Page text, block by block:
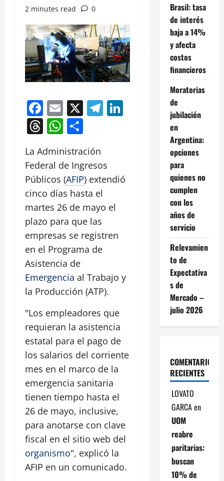
2 minutes read
0
Facebook
Email
X Telegram
LinkedIn
Threads
WhatsApp
La Administración
Federal de Ingresos
Públicos (AFIP) extendió
cinco días hasta el
martes 26 de mayo el
plazo para que las
empresas se registren
en el Programa de
Asistencia de
Emergencia al Trabajo y
la Producción (ATP).
"Los empleadores que
requieran la asistencia
estatal para el pago de
los salarios del corriente
mes en el marco de la
emergencia sanitaria
tienen tiempo hasta el
26 de mayo, inclusive,
para anotarse con clave
fiscal en el sitio web del
organismo", explicó la
AFIP en un comunicado.
Brasil: tasa
de interés
baja a 14%
y afecta
costos
financieros
Moratorias
de
jubilación
en
Argentina:
opciones
para
quienes no
cumplen
con los
años de
servicio
Relevamien
to de
Expectativa
s de
Mercado –
julio 2026
COMENTARIOS
RECIENTES
LOVATO
GARCAen
UOM
reabre
paritarias:
buscan
10% de